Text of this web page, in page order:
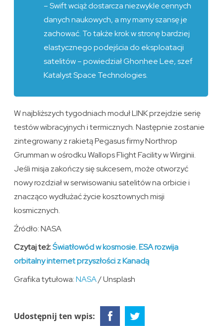
– Swift wciąż dostarcza niezwykle cennych
danych naukowych, a my mamy szansę je
zachować. To także krok w stronę bardziej
elastycznego podejścia do eksploatacji
satelitów – powiedział Ghonhee Lee, szef
Katalyst Space Technologies.
W najbliższych tygodniach moduł LINK przejdzie serię
testów wibracyjnych i termicznych. Następnie zostanie
zintegrowany z rakietą Pegasus firmy Northrop
Grumman w ośrodku Wallops Flight Facility w Wirginii.
Jeśli misja zakończy się sukcesem, może otworzyć
nowy rozdział w serwisowaniu satelitów na orbicie i
znacząco wydłużać życie kosztownych misji
kosmicznych.
Źródło: NASA
Czytaj też:Światłowód w kosmosie. ESA rozwija
orbitalny internet przyszłości z Kanadą
Grafika tytułowa:NASA/ Unsplash
Udostępnij ten wpis: